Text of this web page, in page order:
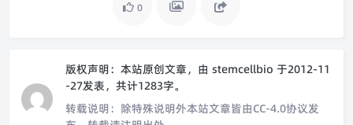
0
版权声明： 本站原创文章，由 stemcellbio 于2012-11
-27发表，共计1283字。
转载说明： 除特殊说明外本站文章皆由CC-4.0协议发